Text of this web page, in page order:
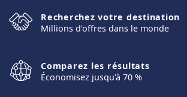
Recherchez votre destination
Millions d'offres dans le monde
Comparez les résultats
Économisez jusqu'à 70 %